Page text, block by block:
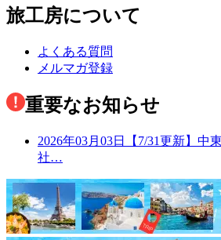
旅工房について
よくある質問
メルマガ登録
重要なお知らせ
2026年03月03日
【7/31更新】中
社…